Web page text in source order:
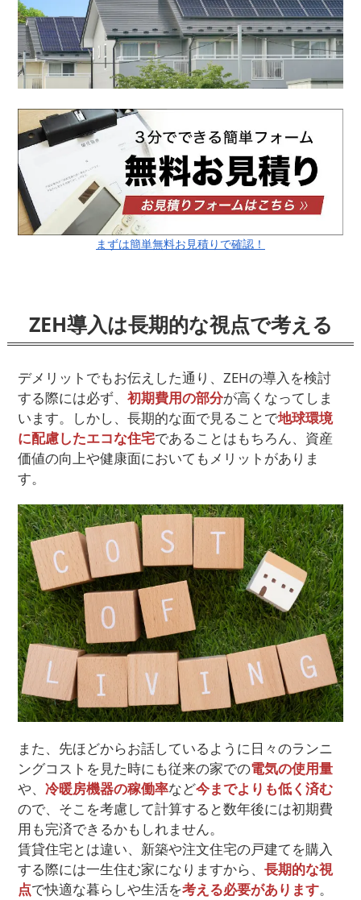
まずは簡単無料お見積りで確認！
ZEH導入は長期的な視点で考える
デメリットでもお伝えした通り、ZEHの導入を検討
する際には必ず、 初期費用の部分が高くなってしま
います。しかし、長期的な面で見ることで地球環境
に配慮したエコな住宅であることはもちろん、資産
価値の向上や健康面においてもメリットがありま
す。
また、先ほどからお話しているように日々のランニ
ングコストを見た時にも従来の家での電気の使用量
や、 冷暖房機器の稼働率など今までよりも低く済む
ので、そこを考慮して計算すると数年後には初期費
用も完済できるかもしれません。
賃貸住宅とは違い、新築や注文住宅の戸建てを購入
する際には一生住む家になりますから、 長期的な視
点で快適な暮らしや生活を考える必要があります。